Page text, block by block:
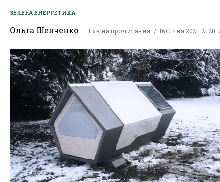
ЗЕЛЕНА ЕНЕРГЕТИКА
Ольга Шевченко 1 хв на прочитання 16 Січня 2021, 21:20